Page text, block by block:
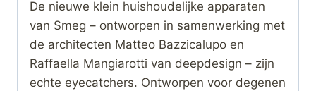
De nieuwe klein huishoudelijke apparaten
van Smeg – ontworpen in samenwerking met
de architecten Matteo Bazzicalupo en
Raffaella Mangiarotti van deepdesign – zijn
echte eyecatchers. Ontworpen voor degenen